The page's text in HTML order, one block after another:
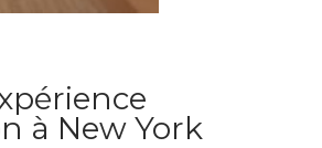
à New York